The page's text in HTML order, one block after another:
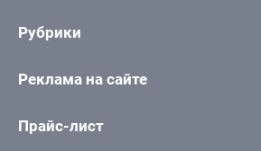
Рубрики
Реклама на сайте
Прайс-лист